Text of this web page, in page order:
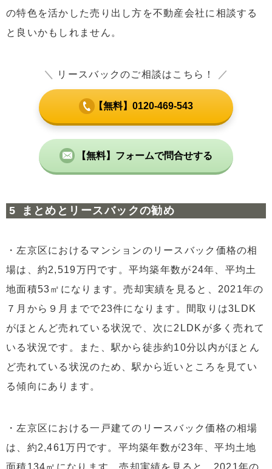
の特色を活かした売り出し方を不動産会社に相談する
と良いかもしれません。
＼ リースバックのご相談はこちら！ ／
【無料】0120-469-543
【無料】フォームで問合せする
まとめとリースバックの勧め
・左京区におけるマンションのリースバック価格の相
場は、約2,519万円です。平均築年数が24年、平均土
地面積53㎡になります。売却実績を見ると、2021年の
７月から９月までで23件になります。間取りは3LDK
がほとんど売れている状況で、次に2LDKが多く売れて
いる状況です。また、駅から徒歩約10分以内がほとん
ど売れている状況のため、駅から近いところを見てい
る傾向にあります。
・左京区における一戸建てのリースバック価格の相場
は、約2,461万円です。平均築年数が23年、平均土地
面積134㎡になります。売却実績を見ると、2021年の